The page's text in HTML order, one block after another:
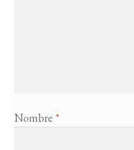
Nombre *